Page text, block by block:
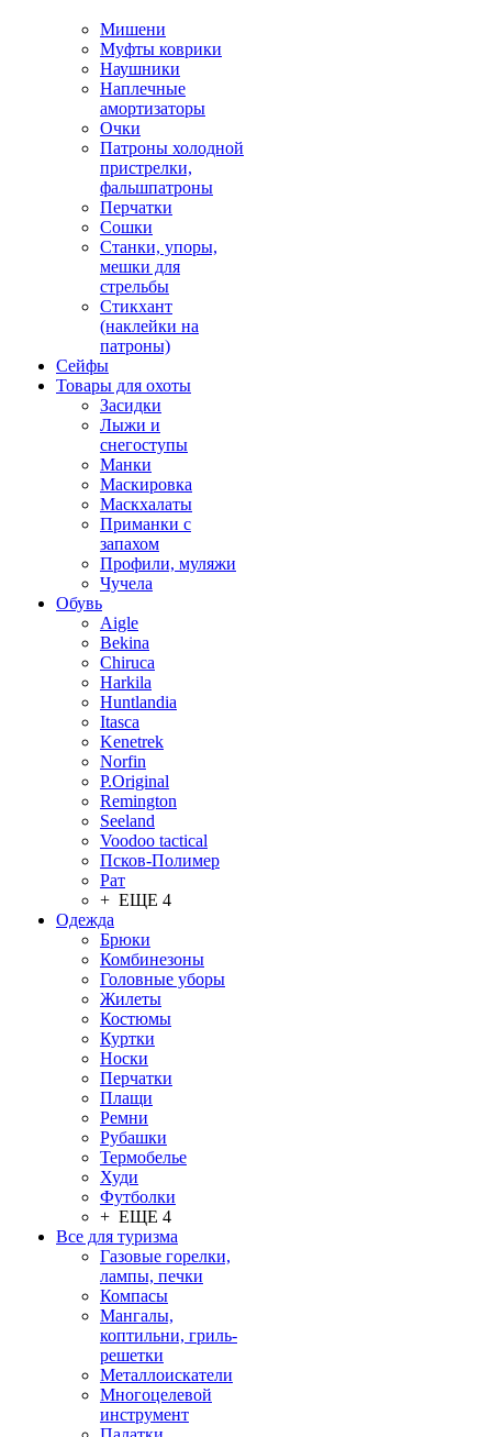
Мишени
Муфты коврики
Наушники
Наплечные
амортизаторы
Очки
Патроны холодной
пристрелки,
фальшпатроны
Перчатки
Сошки
Станки, упоры,
мешки для
стрельбы
Стикхант
(наклейки на
патроны)
Сейфы
Товары для охоты
Засидки
Лыжи и
снегоступы
Манки
Маскировка
Маскхалаты
Приманки с
запахом
Профили, муляжи
Чучела
Обувь
Aigle
Bekina
Chiruсa
Harkila
Huntlandia
Itasca
Kenetrek
Norfin
P.Original
Remington
Seeland
Voodoo tactical
Псков-Полимер
Рат
+ ЕЩЕ 4
Одежда
Брюки
Комбинезоны
Головные уборы
Жилеты
Костюмы
Куртки
Носки
Перчатки
Плащи
Ремни
Рубашки
Термобелье
Худи
Футболки
+ ЕЩЕ 4
Все для туризма
Газовые горелки,
лампы, печки
Компасы
Мангалы,
коптильни, гриль-
решетки
Металлоискатели
Многоцелевой
инструмент